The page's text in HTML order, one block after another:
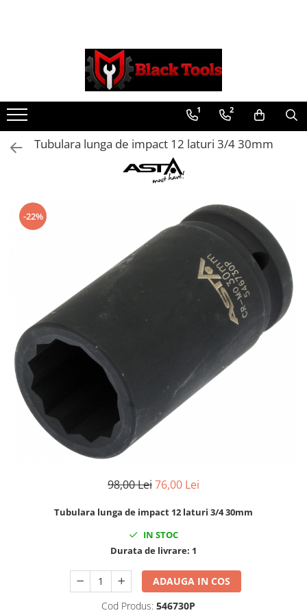
Scule Service Auto
Chei Si Truse De Chei
Chei combinate
Chei Combinate Cu Clichet
Chei Cotite
Clesti autoblocanti
Clesti pentru sertizat
Clesti reglabili pentru tevi
Clesti universali
Clima/Aer conditionat
Cricuri cutie viteze
Dispozitive de sablat & accesorii
Dispozitive spalat piese
Dulapuri Bancuri Carucioare
Bancuri de lucru
Carucioare pentru marfa
Cutii pentru scule
Dulapuri pentru scule
Module scule
Aparate taiere cu plasma
Invertoare Sudura
Magneti fixare sudura
1 2
Tubulara lunga de impact 12 laturi 3/4 30mm
-22%
98,00 Lei76,00 Lei
Tubulara lunga de impact 12 laturi 3/4 30mm
IN STOC
Durata de livrare: 1
ADAUGA IN COS
Cod Produs: 546730P